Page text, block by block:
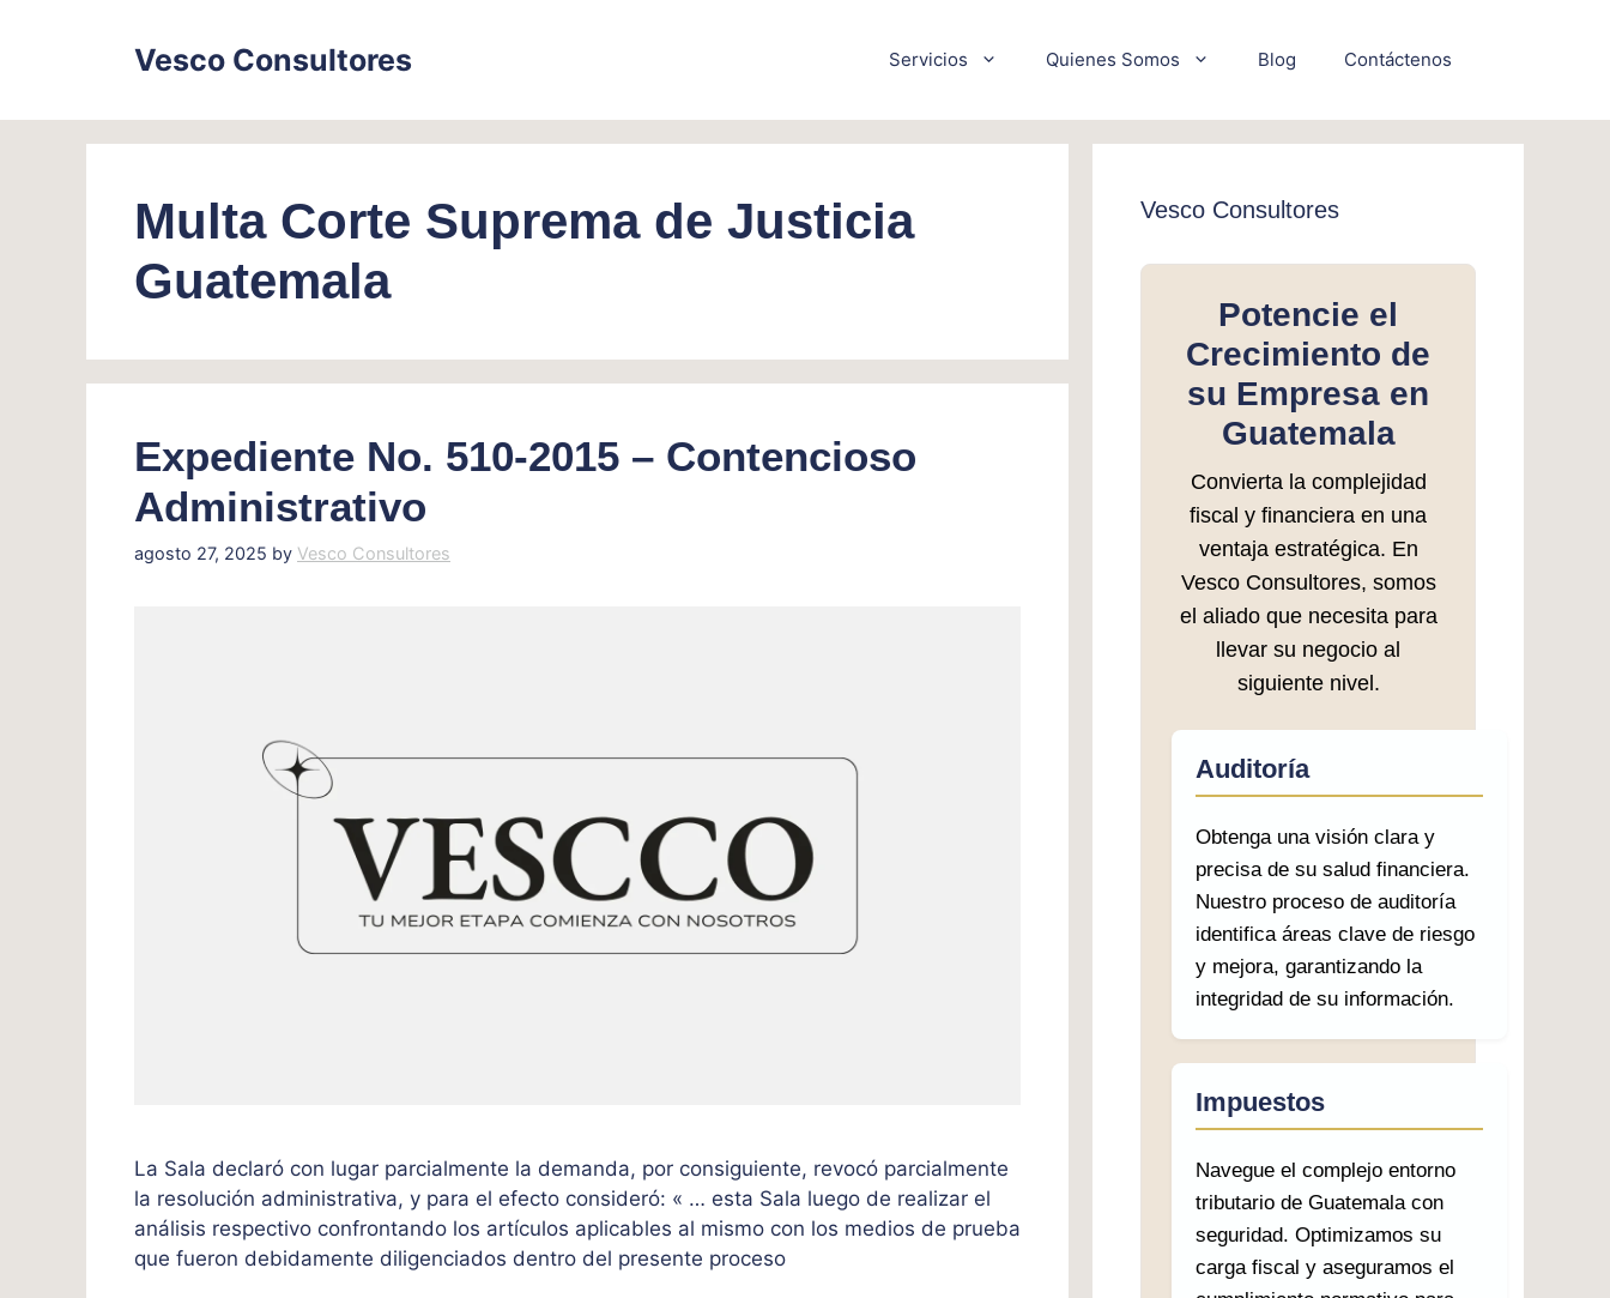
Vesco Consultores Servicios Quienes Somos Blog Contáctenos
Multa Corte Suprema de Justicia
Guatemala
Expediente No. 510-2015 – Contencioso
Administrativo
agosto 27, 2025 by Vesco Consultores
La Sala declaró con lugar parcialmente la demanda, por consiguiente, revocó parcialmente
la resolución administrativa, y para el efecto consideró: « … esta Sala luego de realizar el
análisis respectivo confrontando los artículos aplicables al mismo con los medios de prueba
que fueron debidamente diligenciados dentro del presente proceso
Vesco Consultores
Potencie el
Crecimiento de
su Empresa en
Guatemala
Convierta la complejidad
fiscal y financiera en una
ventaja estratégica. En
Vesco Consultores, somos
el aliado que necesita para
llevar su negocio al
siguiente nivel.
Auditoría
Obtenga una visión clara y
precisa de su salud financiera.
Nuestro proceso de auditoría
identifica áreas clave de riesgo
y mejora, garantizando la
integridad de su información.
Impuestos
Navegue el complejo entorno
tributario de Guatemala con
seguridad. Optimizamos su
carga fiscal y aseguramos el